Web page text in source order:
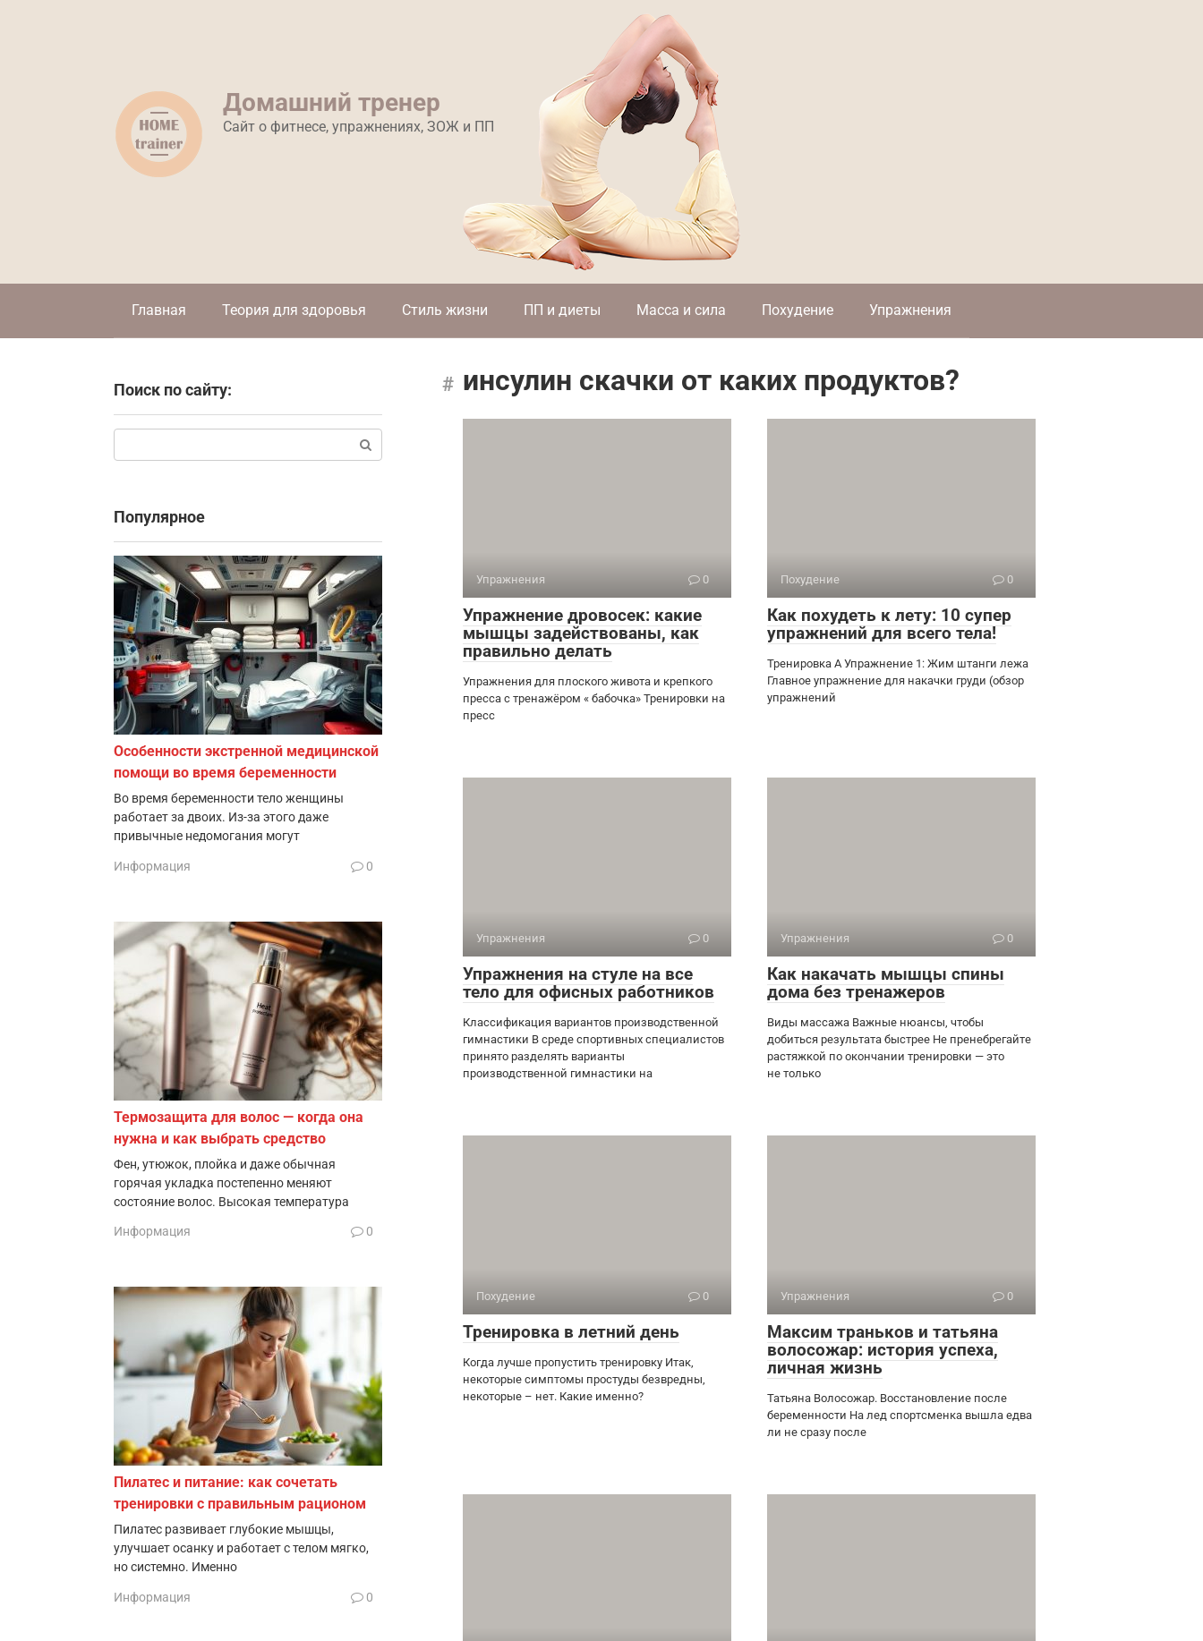
Домашний тренер
Сайт о фитнесе, упражнениях, ЗОЖ и ПП
Главная Теория для здоровья Стиль жизни ПП и диеты Масса и сила Похудение Упражнения
инсулин скачки от каких продуктов?
Упражнения 0
Упражнение дровосек: какие
мышцы задействованы, как
правильно делать
Упражнения для плоского живота и крепкого
пресса с тренажёром « бабочка» Тренировки на
пресс
Похудение 0
Как похудеть к лету: 10 супер
упражнений для всего тела!
Тренировка А Упражнение 1: Жим штанги лежа
Главное упражнение для накачки груди (обзор
упражнений
Упражнения 0
Упражнения на стуле на все
тело для офисных работников
Классификация вариантов производственной
гимнастики В среде спортивных специалистов
принято разделять варианты
производственной гимнастики на
Упражнения 0
Как накачать мышцы спины
дома без тренажеров
Виды массажа Важные нюансы, чтобы
добиться результата быстрее Не пренебрегайте
растяжкой по окончании тренировки — это
не только
Похудение 0
Тренировка в летний день
Когда лучше пропустить тренировку Итак,
некоторые симптомы простуды безвредны,
некоторые – нет. Какие именно?
Упражнения 0
Максим траньков и татьяна
волосожар: история успеха,
личная жизнь
Татьяна Волосожар. Восстановление после
беременности На лед спортсменка вышла едва
ли не сразу после
Поиск по сайту:
Популярное
Особенности экстренной медицинской
помощи во время беременности
Во время беременности тело женщины
работает за двоих. Из-за этого даже
привычные недомогания могут
Информация 0
Термозащита для волос — когда она
нужна и как выбрать средство
Фен, утюжок, плойка и даже обычная
горячая укладка постепенно меняют
состояние волос. Высокая температура
Информация 0
Пилатес и питание: как сочетать
тренировки с правильным рационом
Пилатес развивает глубокие мышцы,
улучшает осанку и работает с телом мягко,
но системно. Именно
Информация 0